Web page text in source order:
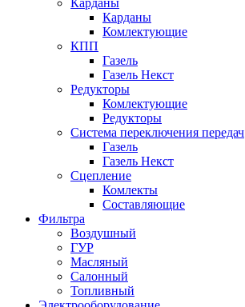
Карданы
Карданы
Комлектующие
КПП
Газель
Газель Некст
Редукторы
Комлектующие
Редукторы
Система переключения передач
Газель
Газель Некст
Сцепление
Комлекты
Составляющие
Фильтра
Воздушный
ГУР
Масляный
Салонный
Топливный